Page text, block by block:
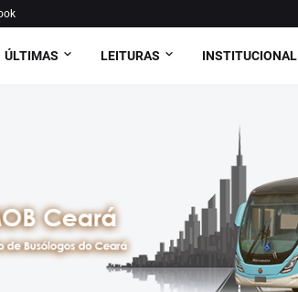
ÚLTIMAS LEITURAS INSTITUCIONAL